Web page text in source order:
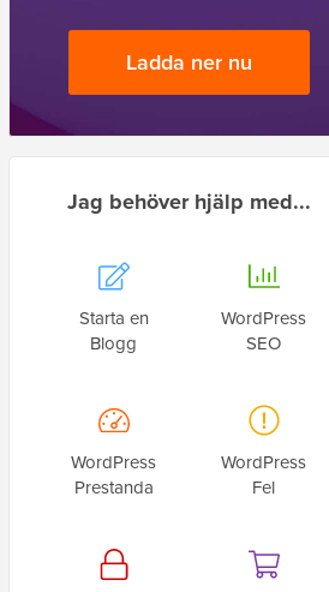
Ladda ner nu
Jag behöver hjälp med...
Starta en
Blogg
WordPress
SEO
WordPress
Prestanda
WordPress
Fel